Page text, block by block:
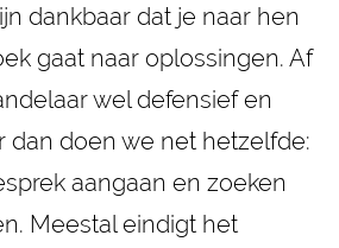
dankbaar dat je naar hen
gaat naar oplossingen. Af
wel defensief en
dan doen we net hetzelfde:
aangaan en zoeken
Meestal eindigt het